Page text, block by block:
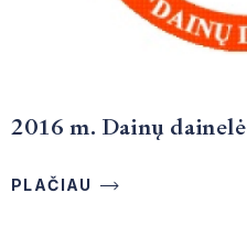
2016 m. Dainų dainelė
PLAČIAU